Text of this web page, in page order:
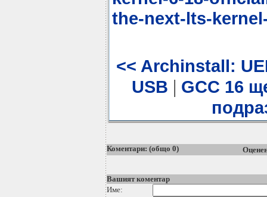
the-next-lts-
<< Archinstall:
USB | GCC 16
Коментари: (общо 0)
Вашият коментар
Име: